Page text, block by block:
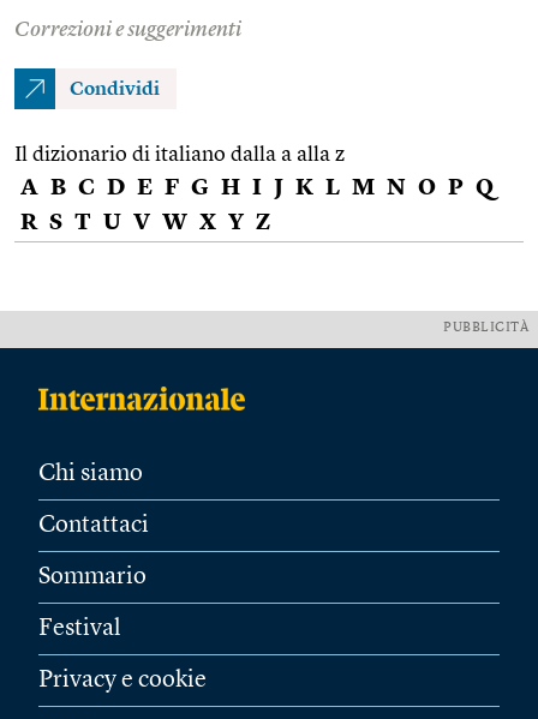
Correzioni e suggerimenti
Condividi
Il dizionario di italiano dalla a alla z
A B C D E F G H I J K L M N O P Q
R S T U V W X Y Z
PUBBLICITÀ
Chi siamo
Contattaci
Sommario
Festival
Privacy e cookie